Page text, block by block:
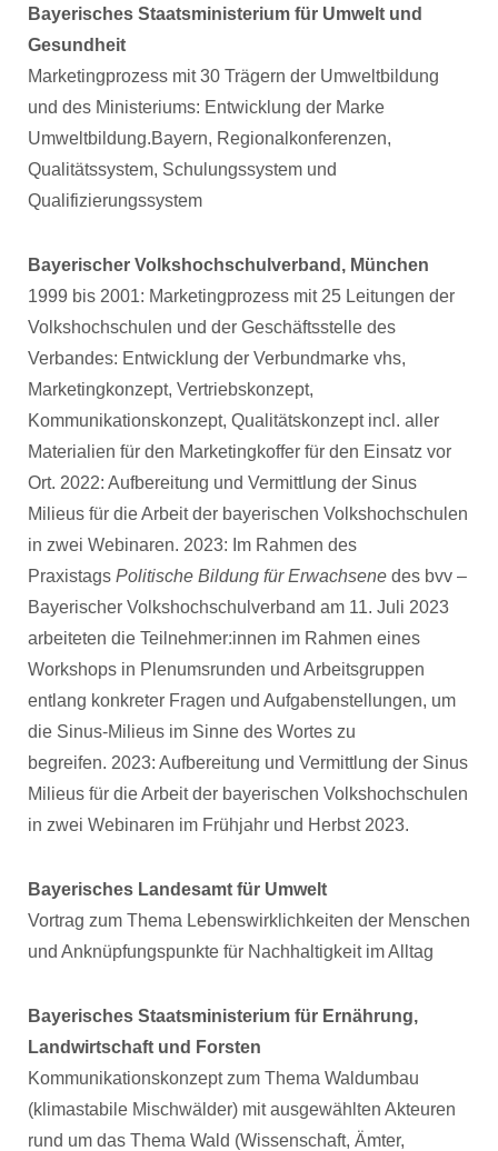
Bayerisches Staatsministerium für Umwelt und
Gesundheit
Marketingprozess mit 30 Trägern der Umweltbildung
und des Ministeriums: Entwicklung der Marke
Umweltbildung.Bayern, Regionalkonferenzen,
Qualitätssystem, Schulungssystem und
Qualifizierungssystem
Bayerischer Volkshochschulverband, München
1999 bis 2001: Marketingprozess mit 25 Leitungen der
Volkshochschulen und der Geschäftsstelle des
Verbandes: Entwicklung der Verbundmarke vhs,
Marketingkonzept, Vertriebskonzept,
Kommunikationskonzept, Qualitätskonzept incl. aller
Materialien für den Marketingkoffer für den Einsatz vor
Ort. 2022: Aufbereitung und Vermittlung der Sinus
Milieus für die Arbeit der bayerischen Volkshochschulen
in zwei Webinaren. 2023: Im Rahmen des
Praxistags Politische Bildung für Erwachsene des bvv –
Bayerischer Volkshochschulverband am 11. Juli 2023
arbeiteten die Teilnehmer:innen im Rahmen eines
Workshops in Plenumsrunden und Arbeitsgruppen
entlang konkreter Fragen und Aufgabenstellungen, um
die Sinus-Milieus im Sinne des Wortes zu
begreifen. 2023: Aufbereitung und Vermittlung der Sinus
Milieus für die Arbeit der bayerischen Volkshochschulen
in zwei Webinaren im Frühjahr und Herbst 2023.
Bayerisches Landesamt für Umwelt
Vortrag zum Thema Lebenswirklichkeiten der Menschen
und Anknüpfungspunkte für Nachhaltigkeit im Alltag
Bayerisches Staatsministerium für Ernährung,
Landwirtschaft und Forsten
Kommunikationskonzept zum Thema Waldumbau
(klimastabile Mischwälder) mit ausgewählten Akteuren
rund um das Thema Wald (Wissenschaft, Ämter,